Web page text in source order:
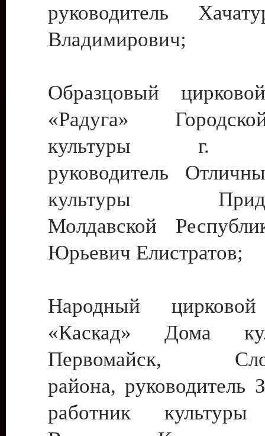
руководитель
Владимирович;
Образцовый
«Радуга»
культуры г.
руководитель
культуры
Молдавской
Юрьевич Елистратов;
Народный цирковой
«Каскад» Дома
Первомайск,
района, руководитель
работник культуры